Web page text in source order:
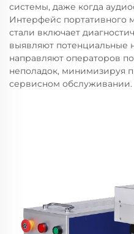
системы, даже когда
Интерфейс портативного
стали включает
выявляют потенциальные
направляют операторов
неполадок, минимизируя
сервисном обслуживании.